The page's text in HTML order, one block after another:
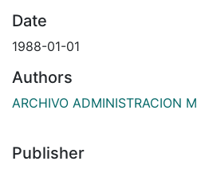
Date
1988-01-01
Authors
ARCHIVO ADMINISTRACION
Publisher